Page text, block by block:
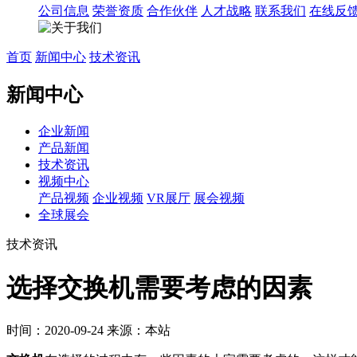
公司信息 荣誉资质 合作伙伴 人才战略 联系我们 在线反
首页 新闻中心 技术资讯
新闻中心
企业新闻
产品新闻
技术资讯
视频中心
产品视频 企业视频 VR展厅 展会视频
全球展会
技术资讯
选择交换机需要考虑的因素
时间：2020-09-24 来源：本站